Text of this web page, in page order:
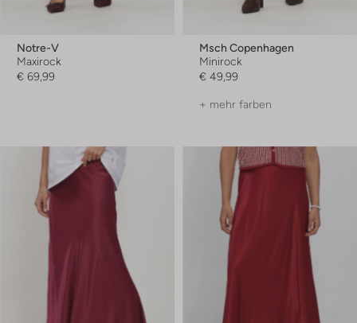
Notre-V
Maxirock
€ 69,99
Msch Copenhagen
Minirock
€ 49,99
+ mehr farben